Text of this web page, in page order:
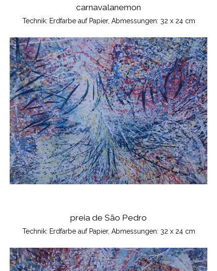
carnavalanemon
Technik: Erdfarbe auf Papier, Abmessungen: 32 x 24 cm
preia de São Pedro
Technik: Erdfarbe auf Papier, Abmessungen: 32 x 24 cm